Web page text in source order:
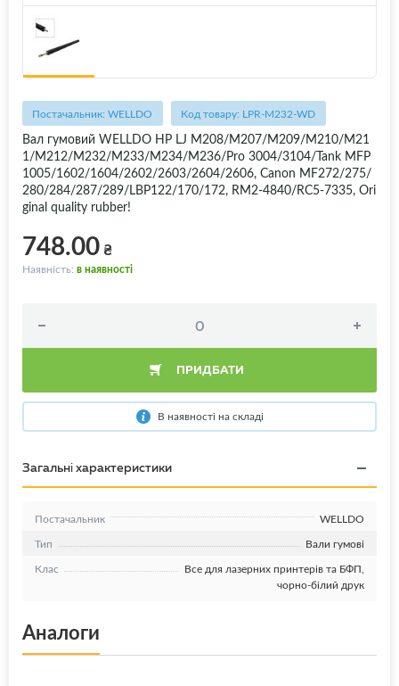
Постачальник: WELLDO Код товару: LPR-M232-WD
Вал гумовий WELLDO HP LJ M208/M207/M209/M210/M21
1/M212/M232/M233/M234/M236/Pro 3004/3104/Tank MFP
1005/1602/1604/2602/2603/2604/2606, Canon MF272/275/
280/284/287/289/LBP122/170/172, RM2-4840/RC5-7335, Ori
ginal quality rubber!
748.00₴
Наявність: в наявності
ПРИДБАТИ
В наявності на складі
Загальні характеристики
Постачальник
WELLDO
Тип
Вали гумові
Клас
Все для лазерних принтерів та БФП,
чорно-білий друк
Аналоги